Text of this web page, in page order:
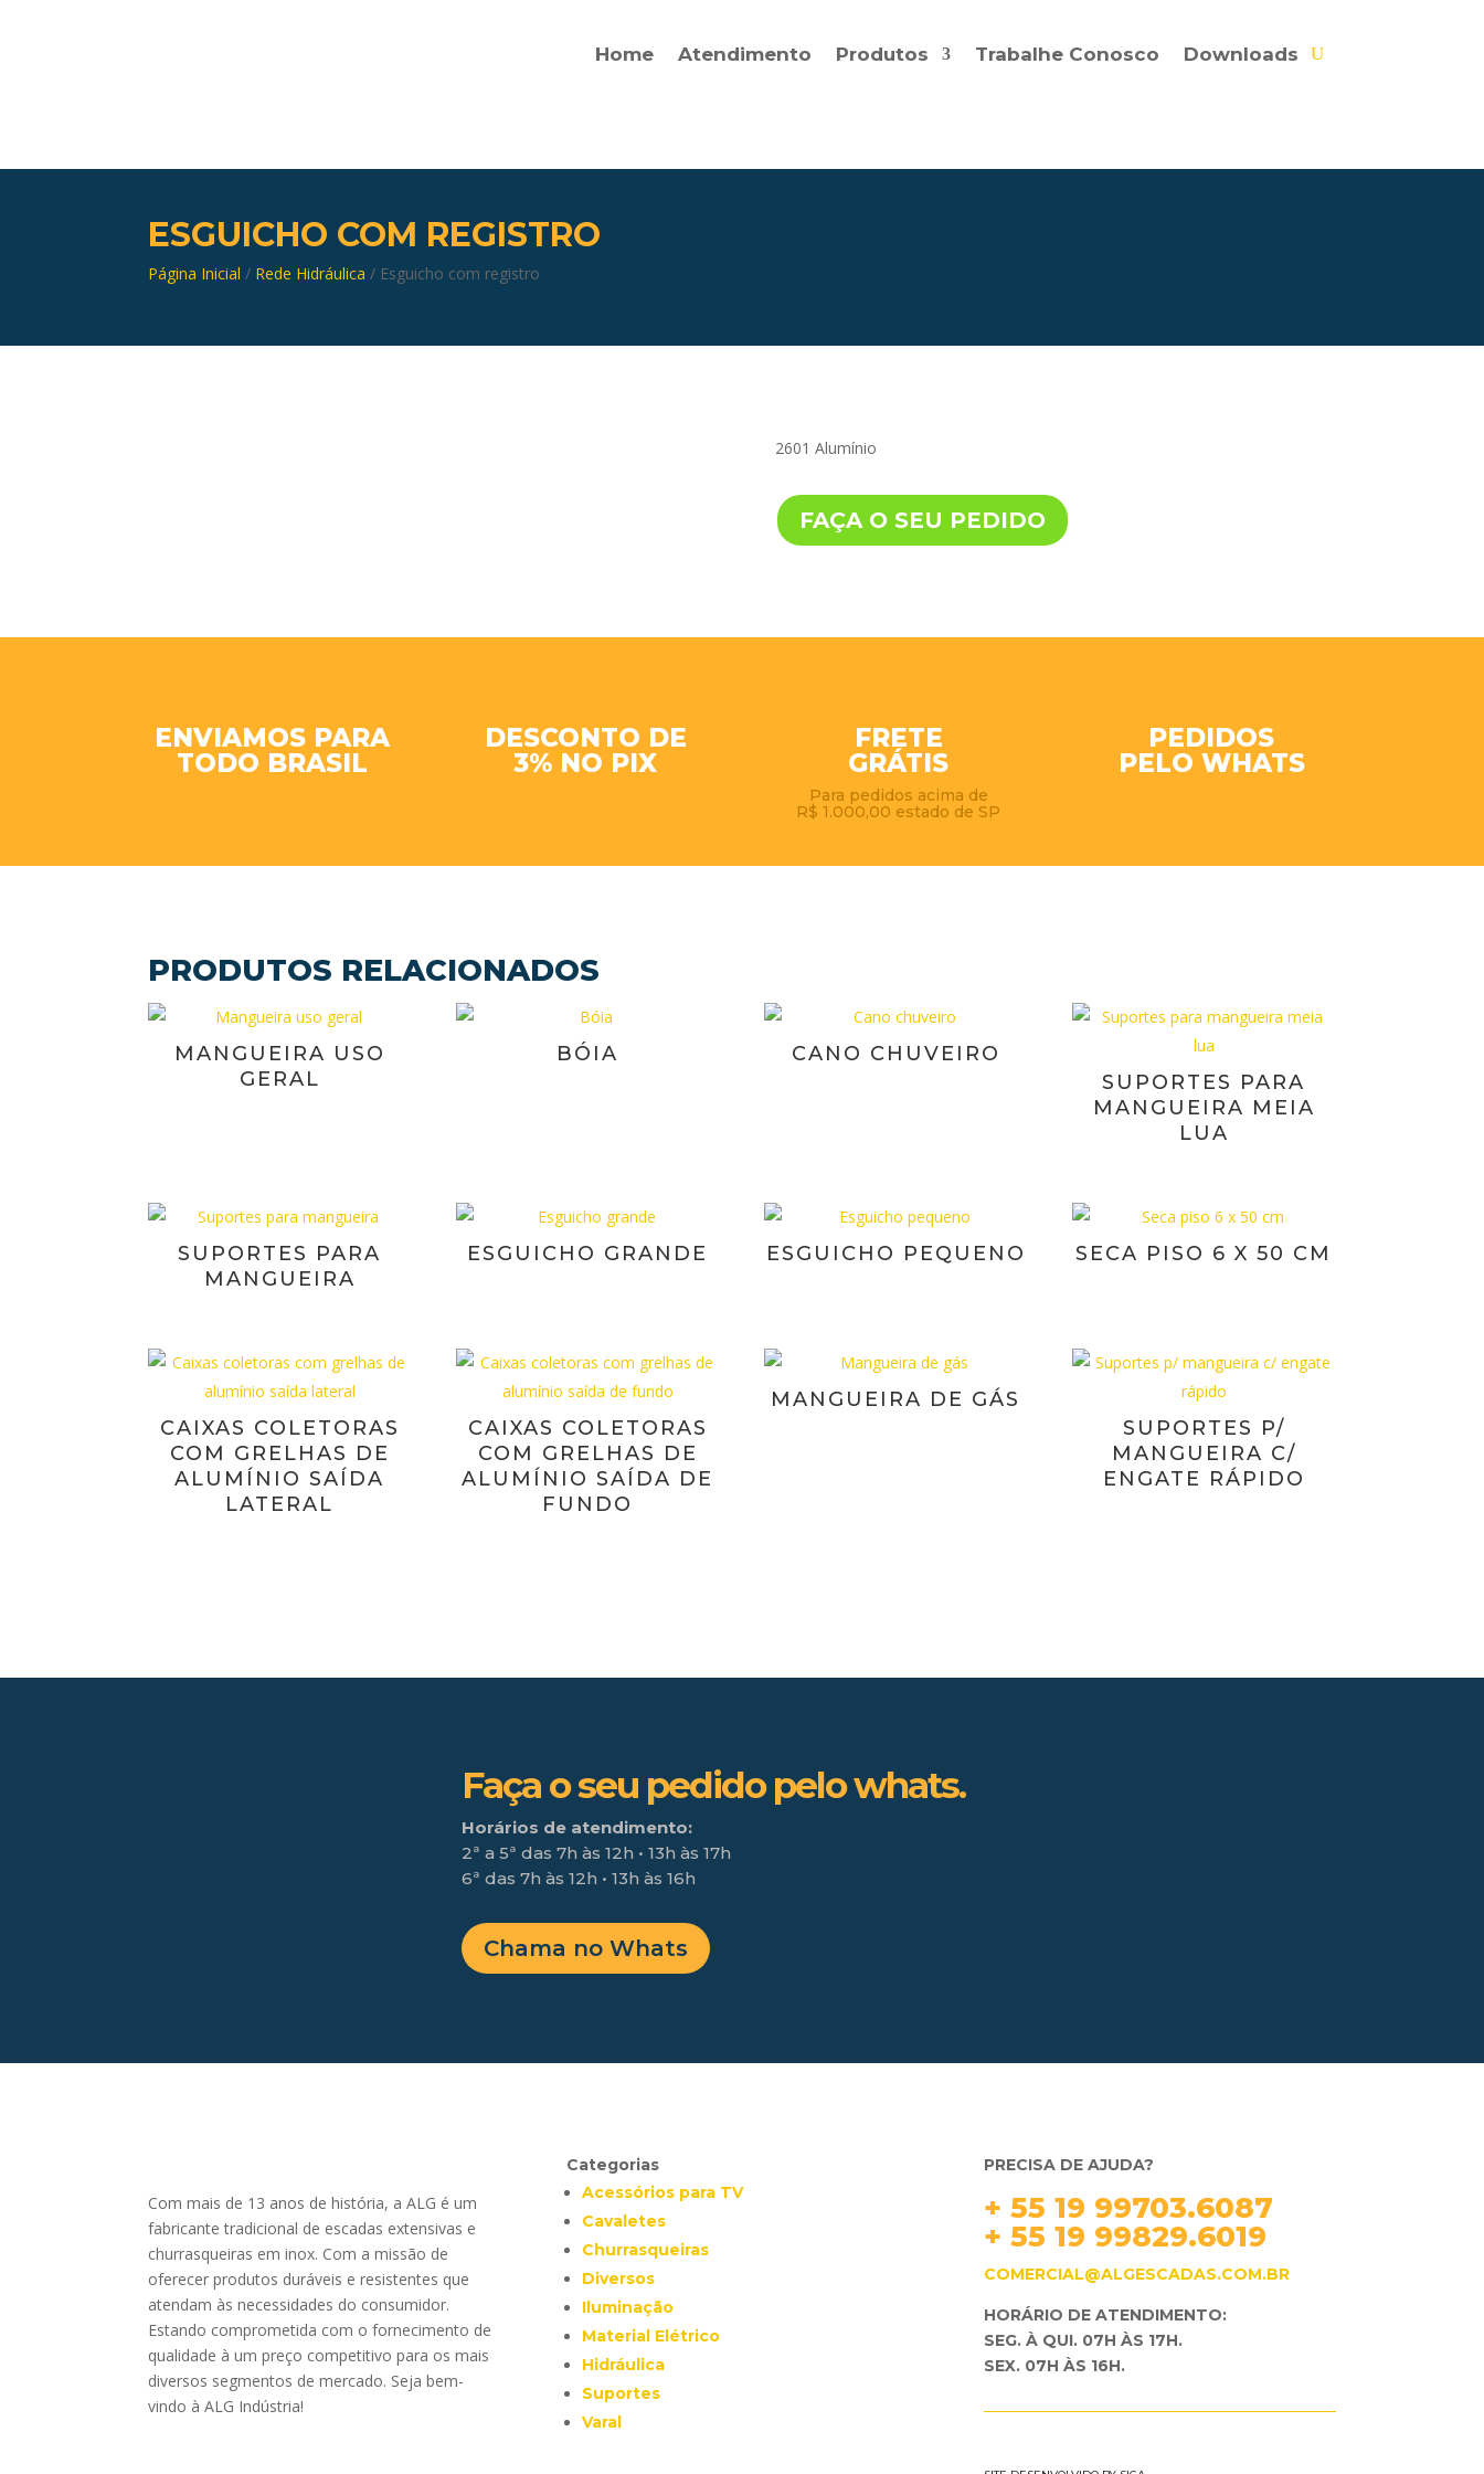
Home Atendimento Produtos Trabalhe Conosco Downloads
ESGUICHO COM REGISTRO
Página Inicial / Rede Hidráulica / Esguicho com registro
2601 Alumínio
FAÇA O SEU PEDIDO
ENVIAMOS PARA
TODO BRASIL
DESCONTO DE
3% NO PIX
FRETE
GRÁTIS
Para pedidos acima de
R$ 1.000,00 estado de SP
PEDIDOS
PELO WHATS
PRODUTOS RELACIONADOS
MANGUEIRA USO
GERAL
BÓIA
CANO CHUVEIRO
SUPORTES PARA
MANGUEIRA MEIA
LUA
SUPORTES PARA
MANGUEIRA
ESGUICHO GRANDE ESGUICHO PEQUENO SECA PISO 6 X 50 CM
CAIXAS COLETORAS
COM GRELHAS DE
ALUMÍNIO SAÍDA
LATERAL
CAIXAS COLETORAS
COM GRELHAS DE
ALUMÍNIO SAÍDA DE
FUNDO
MANGUEIRA DE GÁS
SUPORTES P/
MANGUEIRA C/
ENGATE RÁPIDO
Faça o seu pedido pelo whats.
Horários de atendimento:
2ª a 5ª das 7h às 12h • 13h às 17h
6ª das 7h às 12h • 13h às 16h
Chama no Whats
Com mais de 13 anos de história, a ALG é um
fabricante tradicional de escadas extensivas e
churrasqueiras em inox. Com a missão de
oferecer produtos duráveis e resistentes que
atendam às necessidades do consumidor.
Estando comprometida com o fornecimento de
qualidade à um preço competitivo para os mais
diversos segmentos de mercado. Seja bem-
vindo à ALG Indústria!
Categorias
Acessórios para TV
Cavaletes
Churrasqueiras
Diversos
Iluminação
Material Elétrico
Hidráulica
Suportes
Varal
PRECISA DE AJUDA?
+ 55 19 99703.6087
+ 55 19 99829.6019
COMERCIAL@ALGESCADAS.COM.BR
HORÁRIO DE ATENDIMENTO:
SEG. À QUI. 07H ÀS 17H.
SEX. 07H ÀS 16H.